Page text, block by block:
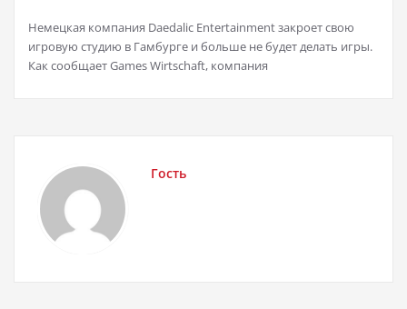
Немецкая компания Daedalic Entertainment закроет свою
игровую студию в Гамбурге и больше не будет делать игры.
Как сообщает Games Wirtschaft, компания
Гость